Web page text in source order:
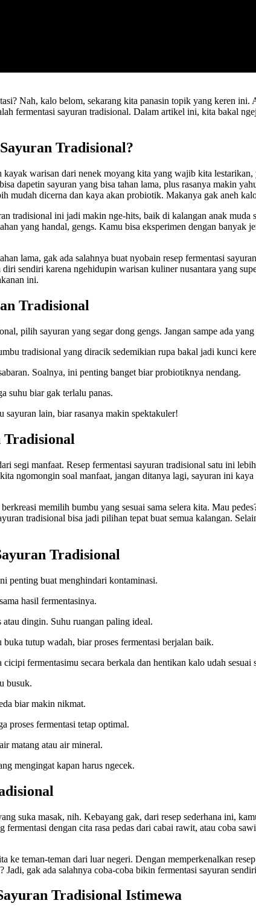
Nah, kalo belom, sekarang kita panasin topik yang keren
fermentasi sayuran tradisional. Dalam artikel ini, kita bakal
Tradisional?
warisan dari nenek moyang kita yang wajib kita
dapetin sayuran yang bisa tahan lama, plus rasanya makin
mudah dicerna dan kaya akan probiotik. Makanya gak aneh
tradisional ini jadi makin nge-hits, baik di kalangan anak
yang handal, gengs. Kamu bisa eksperimen dengan banyak
lama, gak ada salahnya buat nyobain resep fermentasi
sendiri karena ngehidupin warisan kuliner nusantara yang
ini.
Tradisional
pilih sayuran yang segar dong gengs. Jangan sampe ada
tradisional yang diracik sedemikian rupa bakal jadi kunci
Soalnya, ini penting banget biar probiotiknya nendang.
suhu biar gak terlalu panas.
sayuran lain, biar rasanya makin spektakuler!
Tradisional
segi manfaat. Resep fermentasi sayuran tradisional satu ini
ngomongin soal manfaat, jangan ditanya lagi, sayuran ini
memilih bumbu yang sesuai sama selera kita. Mau
tradisional bisa jadi pilihan tepat buat semua kalangan.
Tradisional
penting buat menghindari kontaminasi.
hasil fermentasinya.
dingin. Suhu ruangan paling ideal.
tutup wadah, biar proses fermentasi berjalan baik.
fermentasimu secara berkala dan hentikan kalo udah sesuai
busuk.
biar makin nikmat.
proses fermentasi tetap optimal.
matang atau air mineral.
mengingat kapan harus ngecek.
suka masak, nih. Kebayang gak, dari resep sederhana ini,
dengan cita rasa pedas dari cabai rawit, atau coba
ke teman-teman dari luar negeri. Dengan memperkenalkan
gak ada salahnya coba-coba bikin fermentasi sayuran
Tradisional Istimewa